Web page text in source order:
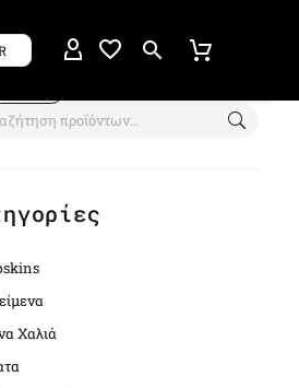
Χαλιά